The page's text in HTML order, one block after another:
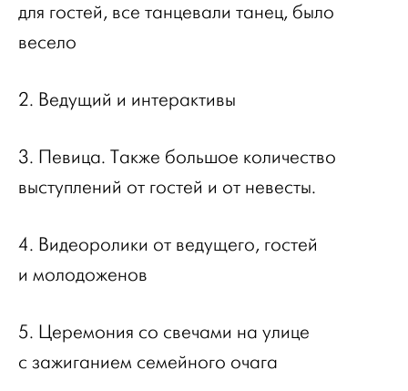
для гостей, все танцевали танец, было
весело
2. Ведущий и интерактивы
3. Певица. Также большое количество
выступлений от гостей и от невесты.
4. Видеоролики от ведущего, гостей
и молодоженов
5. Церемония со свечами на улице
с зажиганием семейного очага